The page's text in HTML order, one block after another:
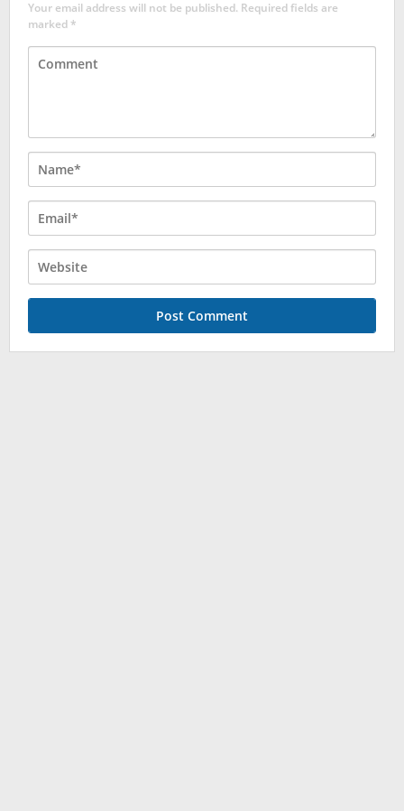
Your email address will not be published. Required fields are
marked*